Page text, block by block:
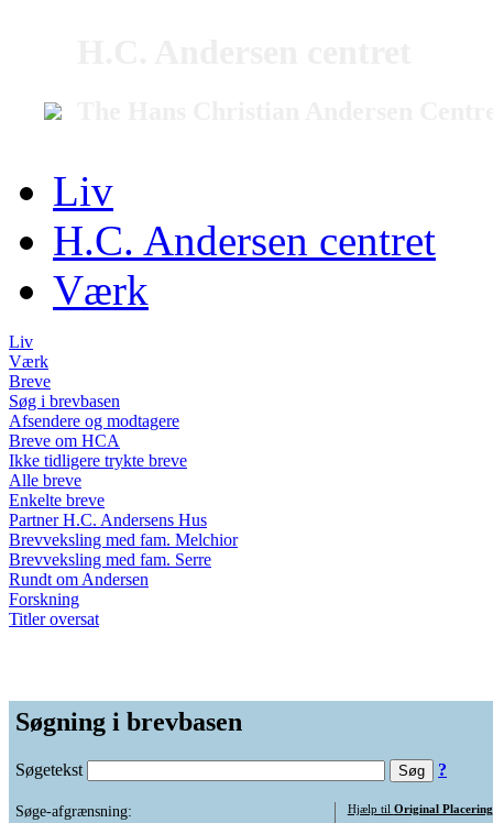
Liv
H.C. Andersen centret
Værk
Liv
Værk
Breve
Søg i brevbasen
Afsendere og modtagere
Breve om HCA
Ikke tidligere trykte breve
Alle breve
Enkelte breve
Partner H.C. Andersens Hus
Brevveksling med fam. Melchior
Brevveksling med fam. Serre
Rundt om Andersen
Forskning
Titler oversat
Søgning i brevbasen
Søgetekst ?
Søge-afgrænsning:
Hjælp til Original Placering